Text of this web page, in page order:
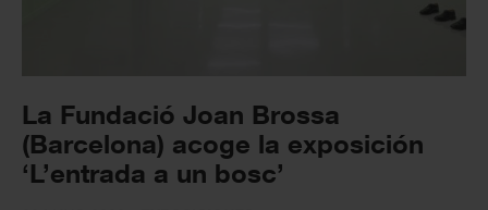
La Fundació Joan Brossa
(Barcelona) acoge la exposición
‘L’entrada a un bosc’